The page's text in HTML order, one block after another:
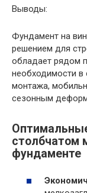
Выводы:
Фундамент на
решением для
обладает рядом
необходимости в
монтажа,
сезонным
столбчатом
фундаменте